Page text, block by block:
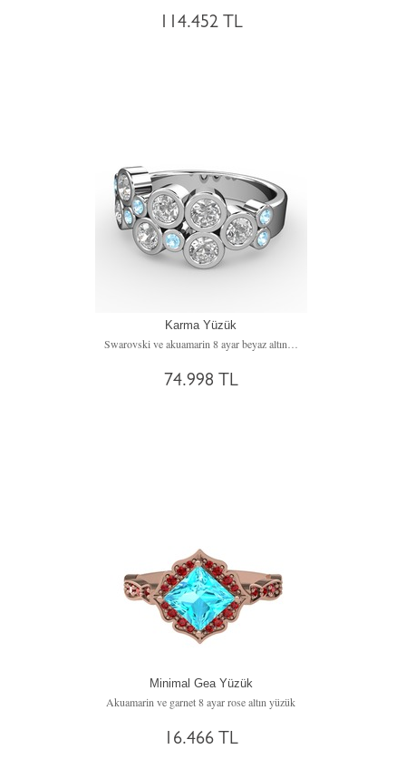
114.452 TL
Karma Yüzük
74.998 TL
Minimal Gea Yüzük
Akuamarin ve garnet 8 ayar rose altın yüzük
16.466 TL